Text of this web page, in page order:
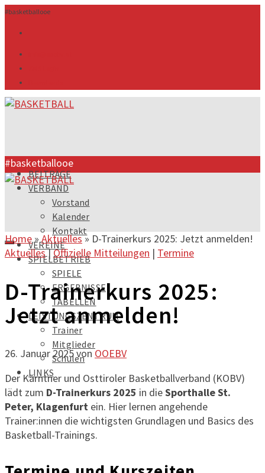
#basketballooe
BEITRÄGE
VERBAND
Vorstand
Kalender
Kontakt
VEREINE
SPIELBETRIEB
SPIELE
ERGEBNISSE
TABELLEN
LEISTUNGSZENTRUM
Trainer
Mitglieder
Schulen
LINKS
#basketballooe
Home» Aktuelles» D-Trainerkurs 2025: Jetzt anmelden!
Aktuelles|Offizielle Mitteilungen | Termine
D-Trainerkurs 2025:
Jetzt anmelden!
26. Januar 2025vonOOEBV
Der Kärntner und Osttiroler Basketballverband (KOBV)
lädt zum D-Trainerkurs 2025 in dieSporthalle St.
Peter, Klagenfurt ein. Hier lernen angehende
Trainer:innen die wichtigsten Grundlagen und Basics des
Basketball-Trainings.